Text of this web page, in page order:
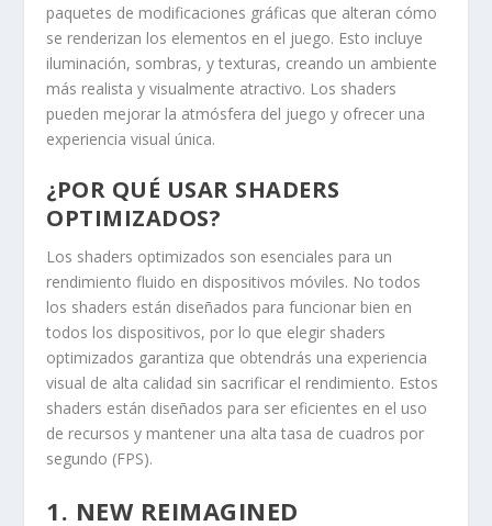
paquetes de modificaciones gráficas que alteran cómo
se renderizan los elementos en el juego. Esto incluye
iluminación, sombras, y texturas, creando un ambiente
más realista y visualmente atractivo. Los shaders
pueden mejorar la atmósfera del juego y ofrecer una
experiencia visual única.
¿POR QUÉ USAR SHADERS
OPTIMIZADOS?
Los shaders optimizados son esenciales para un
rendimiento fluido en dispositivos móviles. No todos
los shaders están diseñados para funcionar bien en
todos los dispositivos, por lo que elegir shaders
optimizados garantiza que obtendrás una experiencia
visual de alta calidad sin sacrificar el rendimiento. Estos
shaders están diseñados para ser eficientes en el uso
de recursos y mantener una alta tasa de cuadros por
segundo (FPS).
1. NEW REIMAGINED